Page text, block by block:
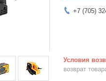
+7 (705)
возврат